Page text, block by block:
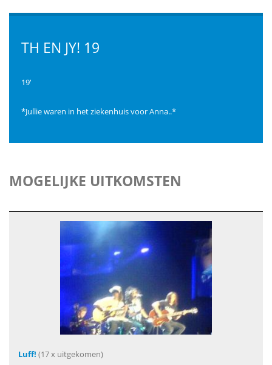
TH EN JY! 19
19'
*Jullie waren in het ziekenhuis voor Anna..*
MOGELIJKE UITKOMSTEN
Luff! (17 x uitgekomen)